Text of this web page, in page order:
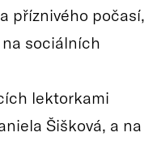
příznivého počasí,
sociálních
lektorkami
Šišková, a na